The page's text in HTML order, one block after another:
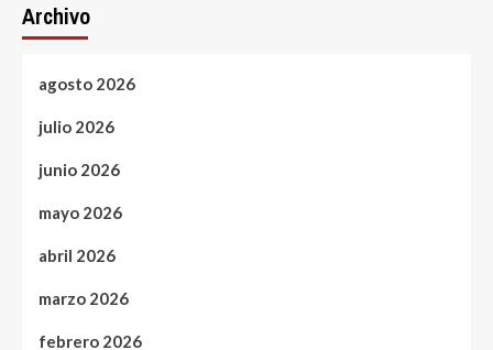
Archivo
agosto 2026
julio 2026
junio 2026
mayo 2026
abril 2026
marzo 2026
febrero 2026